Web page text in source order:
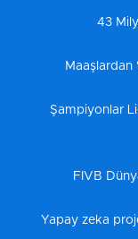
43
Şampiyonlar
FIVB
Yapay zeka